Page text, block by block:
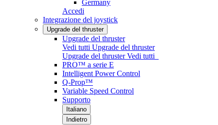
Germany
Accedi
Integrazione del joystick
Upgrade del thruster
Upgrade del thruster
Vedi tutti Upgrade del thruster
Upgrade del thrusterVedi tutti
PRO™ a serie E
Intelligent Power Control
Q-Prop™
Variable Speed Control
Supporto
Italiano
Indietro